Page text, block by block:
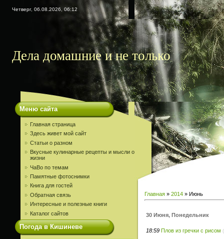
Четверг, 06.08.2026, 06:12
Дела домашние и не только
Меню сайта
Главная страница
Здесь живет мой сайт
Статьи о разном
Вкусные кулинарные рецепты и мысли о
жизни
ЧаВо по темам
Памятные фотоснимки
Книга для гостей
Обратная связь
Интересные и полезные книги
Каталог сайтов
Погода в Кишиневе
Главная » 2014 » Июнь
30 Июня, Понедельник
18:59 Плов из гречки с рисом